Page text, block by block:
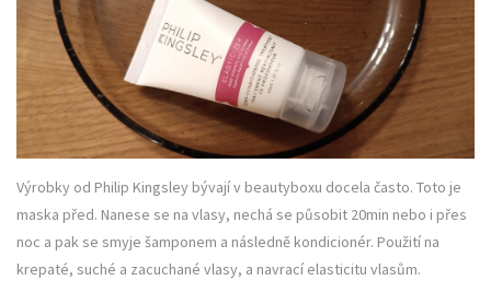
Výrobky od Philip Kingsley bývají v beautyboxu docela často. Toto je
maska před. Nanese se na vlasy, nechá se působit 20min nebo i přes
noc a pak se smyje šamponem a následně kondicionér. Použití na
krepaté, suché a zacuchané vlasy, a navrací elasticitu vlasům.